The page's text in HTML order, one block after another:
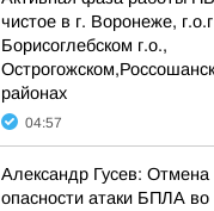
чистое в г. Воронеже,
Борисоглебском г.о.,
районах
04:57
Александр Гусев: Отмена
опасности атаки БПЛА во